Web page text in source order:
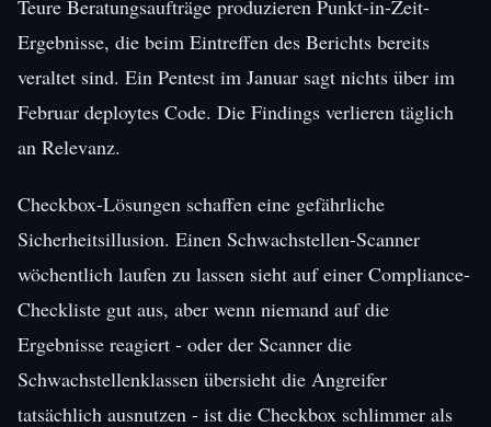
Teure Beratungsaufträge produzieren Punkt-in-Zeit-
Ergebnisse, die beim Eintreffen des Berichts bereits
veraltet sind. Ein Pentest im Januar sagt nichts über im
Februar deploytes Code. Die Findings verlieren täglich
an Relevanz.
Checkbox-Lösungen schaffen eine gefährliche
Sicherheitsillusion. Einen Schwachstellen-Scanner
wöchentlich laufen zu lassen sieht auf einer Compliance-
Checkliste gut aus, aber wenn niemand auf die
Ergebnisse reagiert - oder der Scanner die
Schwachstellenklassen übersieht die Angreifer
tatsächlich ausnutzen - ist die Checkbox schlimmer als